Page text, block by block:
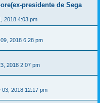
presidente de Sega
2018 4:03 pm
2018 6:28 pm
2018 2:07 pm
03, 2018 12:17 pm